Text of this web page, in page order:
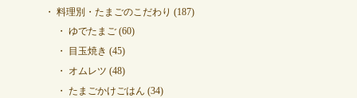
料理別・たまごのこだわり (187)
ゆでたまご(60)
目玉焼き (45)
オムレツ (48)
たまごかけごはん (34)